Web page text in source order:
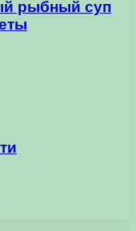
рыбный суп